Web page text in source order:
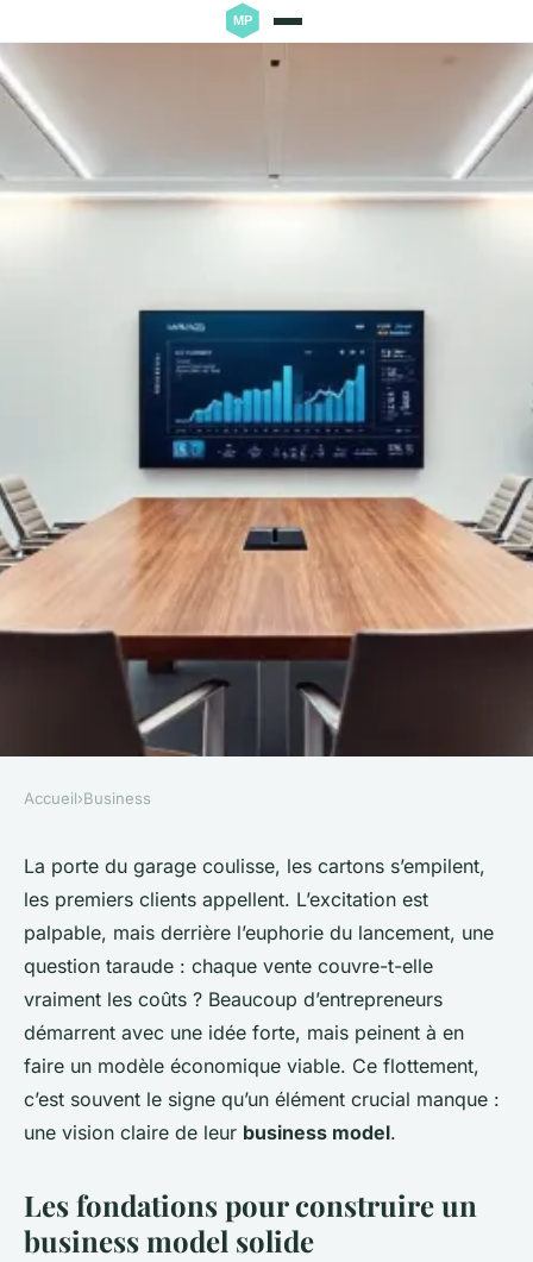
10 stratégies pour développer
un business model performant
Meissa•28/04/2026 17:01•8 min de lecture
Accueil›Business
La porte du garage coulisse, les cartons s’empilent,
les premiers clients appellent. L’excitation est
palpable, mais derrière l’euphorie du lancement, une
question taraude : chaque vente couvre-t-elle
vraiment les coûts ? Beaucoup d’entrepreneurs
démarrent avec une idée forte, mais peinent à en
faire un modèle économique viable. Ce flottement,
c’est souvent le signe qu’un élément crucial manque :
une vision claire de leur business model.
Les fondations pour construire un
business model solide